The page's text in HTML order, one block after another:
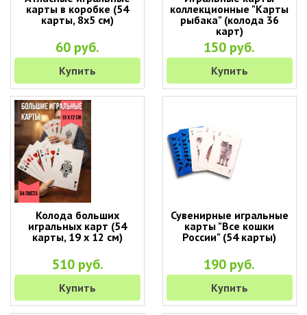
карты в коробке (54
карты, 8х5 см)
60 руб.
Купить
коллекционные "Карты
рыбака" (колода 36
карт)
150 руб.
Купить
Колода больших
игральных карт (54
карты, 19 х 12 см)
510 руб.
Купить
Сувенирные игральные
карты "Все кошки
России" (54 карты)
190 руб.
Купить